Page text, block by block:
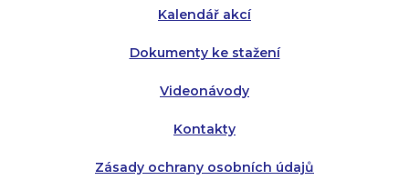
Kalendář akcí
Dokumenty ke stažení
Videonávody
Kontakty
Zásady ochrany osobních údajů